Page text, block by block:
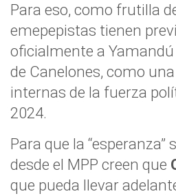
Para eso, como frutilla
emepepistas tienen
oficialmente a Yamandú
de Canelones, como
internas de la fuerza
2024.
Para que la “esperanza”
desde el MPP creen que
que pueda llevar